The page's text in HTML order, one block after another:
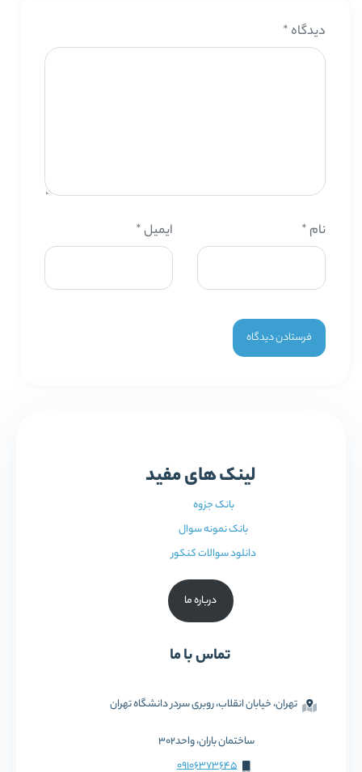
دیدگاه *
نام * ایمیل*
لینک های مفید
بانک جزوه
بانک نمونه سوال
دانلود سوالات کنکور
درباره ما
تماس با ما
تهران، خیابان انقلاب، روبری سردر دانشگاه تهران
ساختمان باران، واحد302
09106373645